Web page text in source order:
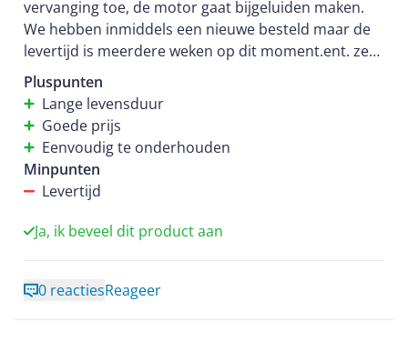
vervanging toe, de motor gaat bijgeluiden maken.
We hebben inmiddels een nieuwe besteld maar de
levertijd is meerdere weken op dit moment.ent. zeet
tevreden over dit product
Pluspunten
Lange levensduur
Goede prijs
Eenvoudig te onderhouden
Minpunten
Levertijd
Ja, ik beveel dit product aan
0 reactiesReageer